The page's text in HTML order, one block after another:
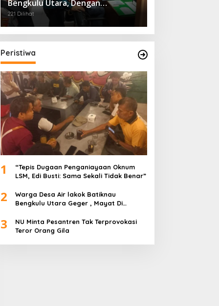
Bengkulu Utara, Dengan
Pengaman Dari Polres
221 Dilihat
Peristiwa
1
“Tepis Dugaan Penganiayaan Oknum
LSM, Edi Busti: Sama Sekali Tidak Benar”
2
Warga Desa Air lakok Batiknau
Bengkulu Utara Geger , Mayat Di
3
NU Minta Pesantren Tak Terprovokasi
Teror Orang Gila